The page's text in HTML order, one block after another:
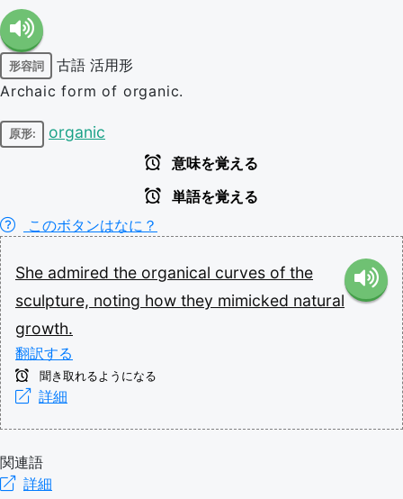
形容詞 古語 活用形
Archaic form of organic.
原形: organic
意味を覚える
単語を覚える
このボタンはなに？
She admired the organical curves of the
sculpture, noting how they mimicked natural
growth.
翻訳する
聞き取れるようになる
詳細
関連語
詳細